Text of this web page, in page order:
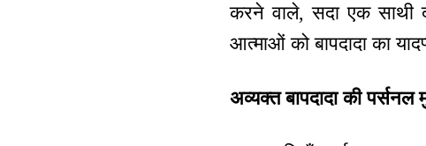
करने वाले, सदा एक साथी
आत्माओं को बापदादा का
अव्यक्त बापदादा की पर्सनल